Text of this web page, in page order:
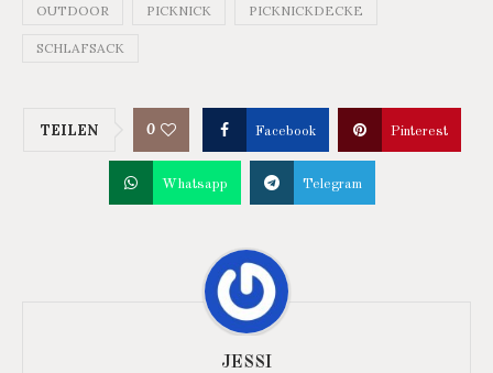
OUTDOOR PICKNICK PICKNICKDECKE
SCHLAFSACK
TEILEN 0 Facebook Pinterest
Whatsapp Telegram
JESSI